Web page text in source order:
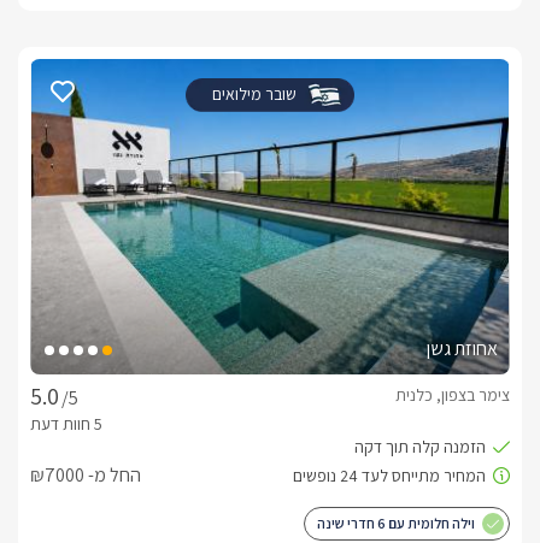
שובר מילואים
אחוזת גשן
/5
צימר בצפון, כלנית
החל מ- ₪7000
וילה חלומית עם 6 חדרי שינה